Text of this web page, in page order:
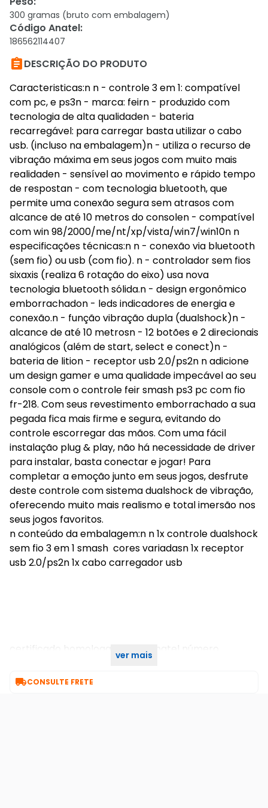
300 gramas (bruto com embalagem)
Código Anatel:
186562114407
DESCRIÇÃO DO PRODUTO
Caracteristicas:n n - controle 3 em 1: compatível
com pc, e ps3n - marca: feirn - produzido com
tecnologia de alta qualidaden - bateria
recarregável: para carregar basta utilizar o cabo
usb. (incluso na embalagem)n - utiliza o recurso de
vibração máxima em seus jogos com muito mais
realidaden - sensível ao movimento e rápido tempo
de respostan - com tecnologia bluetooth, que
permite uma conexão segura sem atrasos com
alcance de até 10 metros do consolen - compatível
com win 98/2000/me/nt/xp/vista/win7/win10n n
especificações técnicas:n n - conexão via bluetooth
(sem fio) ou usb (com fio). n - controlador sem fios
sixaxis (realiza 6 rotação do eixo) usa nova
tecnologia bluetooth sólida.n - design ergonômico
emborrachadon - leds indicadores de energia e
conexão.n - função vibração dupla (dualshock)n -
alcance de até 10 metrosn - 12 botões e 2 direcionais
analógicos (além de start, select e conect)n -
bateria de lition - receptor usb 2.0/ps2n n adicione
um design gamer e uma qualidade impecável ao seu
console com o controle feir smash ps3 pc com fio
fr-218. Com seus revestimento emborrachado a sua
pegada fica mais firme e segura, evitando do
controle escorregar das mãos. Com uma fácil
instalação plug & play, não há necessidade de driver
para instalar, basta conectar e jogar! Para
completar a emoção junto em seus jogos, desfrute
deste controle com sistema dualshock de vibração,
oferecendo muito mais realismo e total imersão nos
seus jogos favoritos.
n conteúdo da embalagem:n n 1x controle dualshock
sem fio 3 em 1 smash cores variadasn 1x receptor
usb 2.0/ps2n 1x cabo carregador usb
certificado homologado pela anatel número
ver mais
CONSULTE FRETE